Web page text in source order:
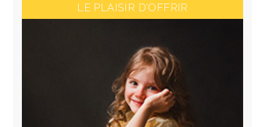
LE PLAISIR D'OFFRIR